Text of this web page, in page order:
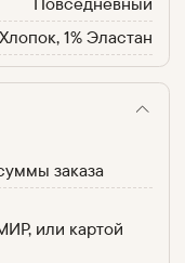
1% Эластан
заказа
или картой